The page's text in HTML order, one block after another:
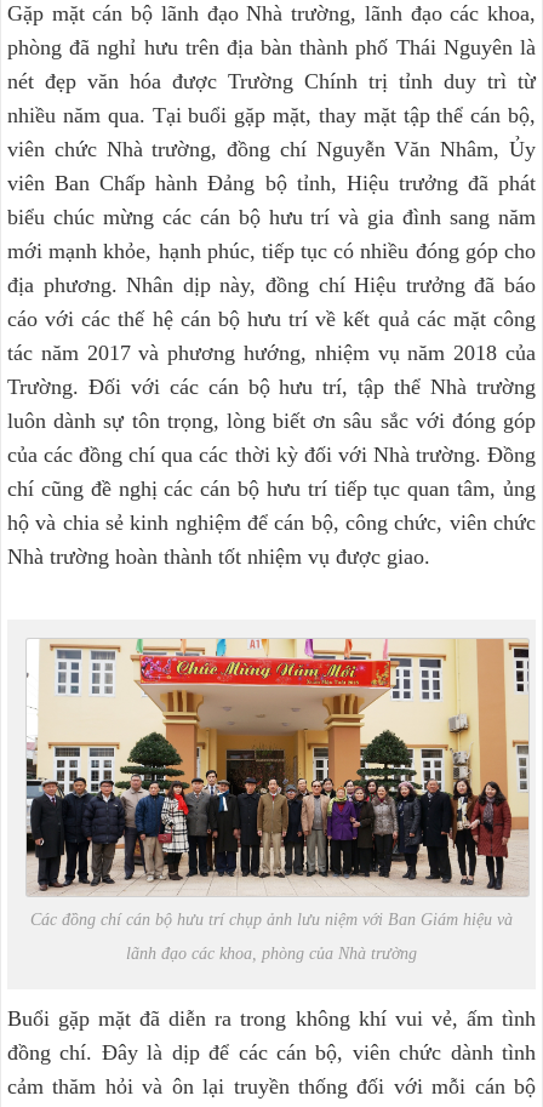
Gặp mặt cán bộ lãnh đạo Nhà trường, lãnh đạo các khoa,
phòng đã nghỉ hưu trên địa bàn thành phố Thái Nguyên là
nét đẹp văn hóa được Trường Chính trị tỉnh duy trì từ
nhiều năm qua. Tại buổi gặp mặt, thay mặt tập thể cán bộ,
viên chức Nhà trường, đồng chí Nguyễn Văn Nhâm, Ủy
viên Ban Chấp hành Đảng bộ tỉnh, Hiệu trưởng đã phát
biểu chúc mừng các cán bộ hưu trí và gia đình sang năm
mới mạnh khỏe, hạnh phúc, tiếp tục có nhiều đóng góp cho
địa phương. Nhân dịp này, đồng chí Hiệu trưởng đã báo
cáo với các thế hệ cán bộ hưu trí về kết quả các mặt công
tác năm 2017 và phương hướng, nhiệm vụ năm 2018 của
Trường. Đối với các cán bộ hưu trí, tập thể Nhà trường
luôn dành sự tôn trọng, lòng biết ơn sâu sắc với đóng góp
của các đồng chí qua các thời kỳ đối với Nhà trường. Đồng
chí cũng đề nghị các cán bộ hưu trí tiếp tục quan tâm, ủng
hộ và chia sẻ kinh nghiệm để cán bộ, công chức, viên chức
Nhà trường hoàn thành tốt nhiệm vụ được giao.
Các đồng chí cán bộ hưu trí chụp ảnh lưu niệm với Ban Giám hiệu và
lãnh đạo các khoa, phòng của Nhà trường
Buổi gặp mặt đã diễn ra trong không khí vui vẻ, ấm tình
đồng chí. Đây là dịp để các cán bộ, viên chức dành tình
cảm thăm hỏi và ôn lại truyền thống đối với mỗi cán bộ